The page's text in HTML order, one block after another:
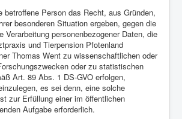
betroffene Person das Recht, aus Gründen,
besonderen Situation ergeben, gegen die
Verarbeitung personenbezogener Daten, die
und Tierpension Pfotenland
Thomas Went zu wissenschaftlichen oder
oder zu statistischen
Art. 89 Abs. 1 DS-GVO erfolgen,
es sei denn, eine solche
zur Erfüllung einer im öffentlichen
Aufgabe erforderlich.